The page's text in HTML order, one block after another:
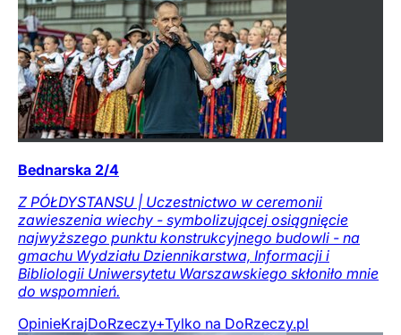
Bednarska 2/4
Z PÓŁDYSTANSU | Uczestnictwo w ceremonii
zawieszenia wiechy - symbolizującej osiągnięcie
najwyższego punktu konstrukcyjnego budowli - na
gmachu Wydziału Dziennikarstwa, Informacji i
Bibliologii Uniwersytetu Warszawskiego skłoniło mnie
do wspomnień.
OpinieKrajDoRzeczy+Tylko na DoRzeczy.pl